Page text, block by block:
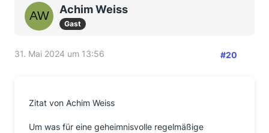
Achim Weiss
Gast
31. Mai 2024 um 13:56 #20
Zitat von Achim Weiss
Um was für eine geheimnisvolle regelmäßige